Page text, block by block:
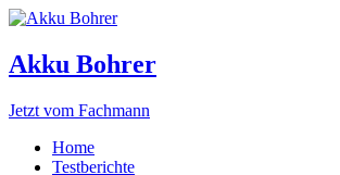
Akku Bohrer
Jetzt vom Fachmann
Home
Testberichte